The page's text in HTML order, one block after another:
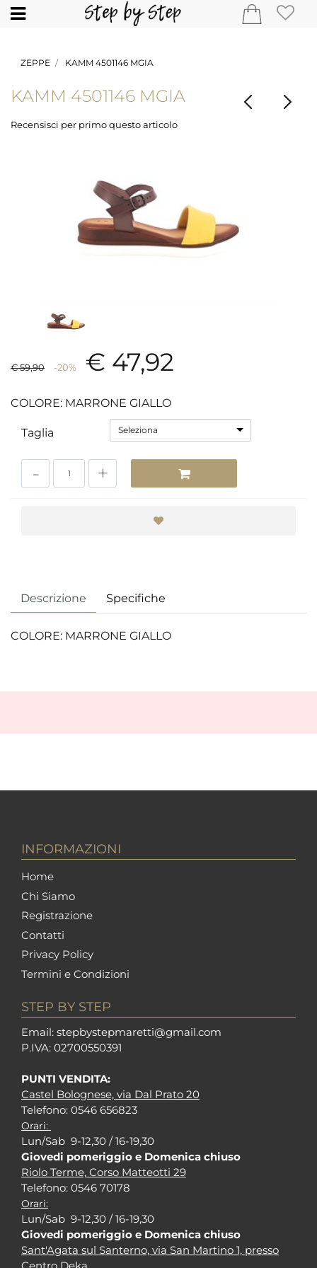
Open
ZEPPE KAMM 4501146 MGIA
KAMM 4501146 MGIA
Recensisci per primo questo articolo
€ 59,90 -20% € 47,92
COLORE: MARRONE GIALLO
Taglia Seleziona
Descrizione Specifiche
COLORE: MARRONE GIALLO
INFORMAZIONI
Home
Chi Siamo
Registrazione
Contatti
Privacy Policy
Termini e Condizioni
STEP BY STEP
Email: stepbystepmaretti@gmail.com
P.IVA: 02700550391
PUNTI VENDITA:
Castel Bolognese, via Dal Prato 20
Telefono: 0546 656823
Orari:
Lun/Sab 9-12,30 / 16-19,30
Giovedi pomeriggio e Domenica chiuso
Riolo Terme, Corso Matteotti 29
Telefono: 0546 70178
Orari:
Lun/Sab 9-12,30 / 16-19,30
Giovedi pomeriggio e Domenica chiuso
Sant'Agata sul Santerno, via San Martino 1, presso